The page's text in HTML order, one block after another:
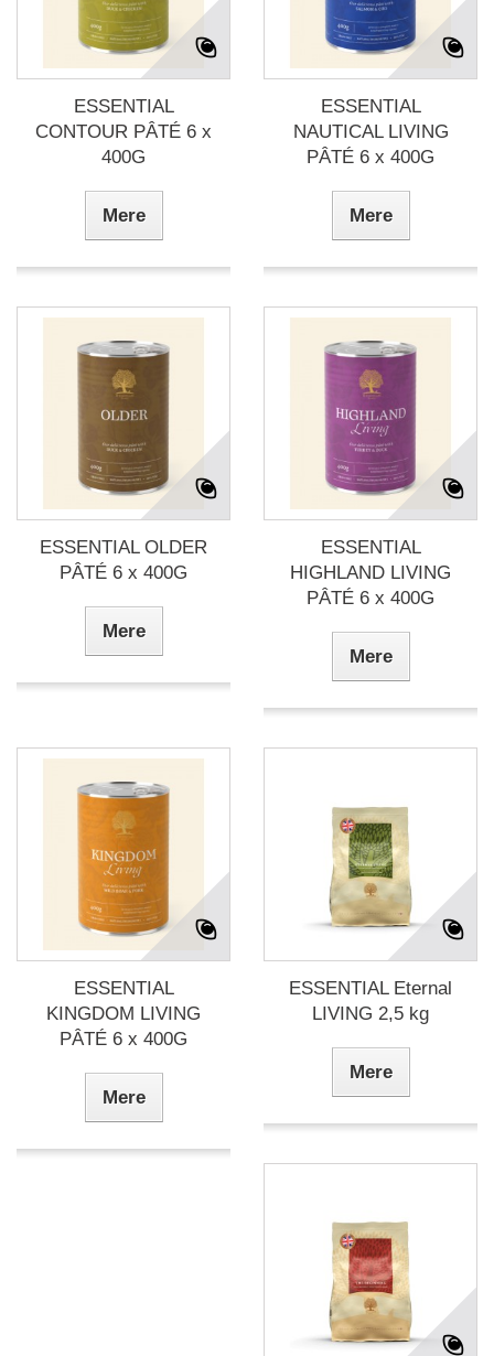
ESSENTIAL
CONTOUR PÂTÉ 6 x
400G
Mere
ESSENTIAL
NAUTICAL LIVING
PÂTÉ 6 x 400G
Mere
ESSENTIAL OLDER
PÂTÉ 6 x 400G
Mere
ESSENTIAL
HIGHLAND LIVING
PÂTÉ 6 x 400G
Mere
ESSENTIAL
KINGDOM LIVING
PÂTÉ 6 x 400G
Mere
ESSENTIAL Eternal
LIVING 2,5 kg
Mere